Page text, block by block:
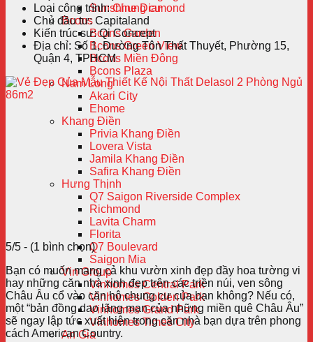
Sunshine Diamond
Bcons
Bcons Garden
Bcons Green View
Bcons Miền Đông
Bcons Plaza
Nam Long
Akari City
Ehome
Khang Điền
Privia Khang Điền
Lovera Vista
Jamila Khang Điền
Safira Khang Điền
Hưng Thịnh
Q7 Saigon Riverside Complex
Richmond
Lavita Charm
Florita
Q7 Boulevard
Saigon Mia
Vin Group
Vinhomes Central Park
Vinhomes Golden Park
Vinhomes Grand Park
Vinhomes Times City
An Gia
Loại công trình:Chung cư
Chủ đầu tư:Capitaland
Kiến trúc sư:Qi Concept
Địa chỉ: Số 1, Đường Tôn Thất Thuyết, Phường 15,
Quận 4, TPHCM
5/5 - (1 bình chọn)
Bạn có muốn mang cả khu vườn xinh đẹp đầy hoa tường vi
hay những căn nhà xinh đẹp trên các triền núi, ven sông
Châu Âu cổ vào căn hộ chung cư của bạn không? Nếu có,
một “bản đồng dao lãng mạn của những miền quê Châu Âu”
sẽ ngay lập tức xuất hiện trong căn nhà bạn dựa trên phong
cách American Country.